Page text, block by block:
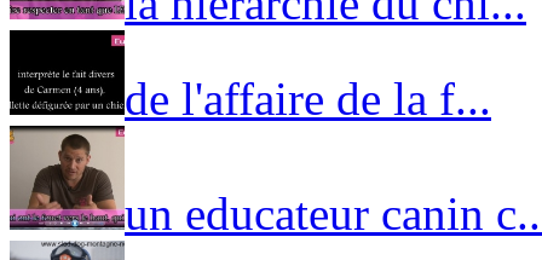
de l'affaire de la f...
un educateur canin